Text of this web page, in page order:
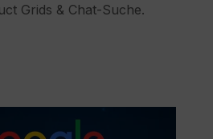
Grids & Chat-Suche.